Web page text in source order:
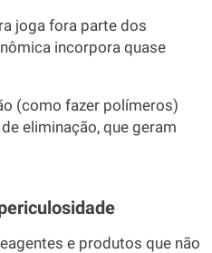
joga fora parte dos
incorpora quase
(como fazer polímeros)
eliminação, que geram
e produtos que não